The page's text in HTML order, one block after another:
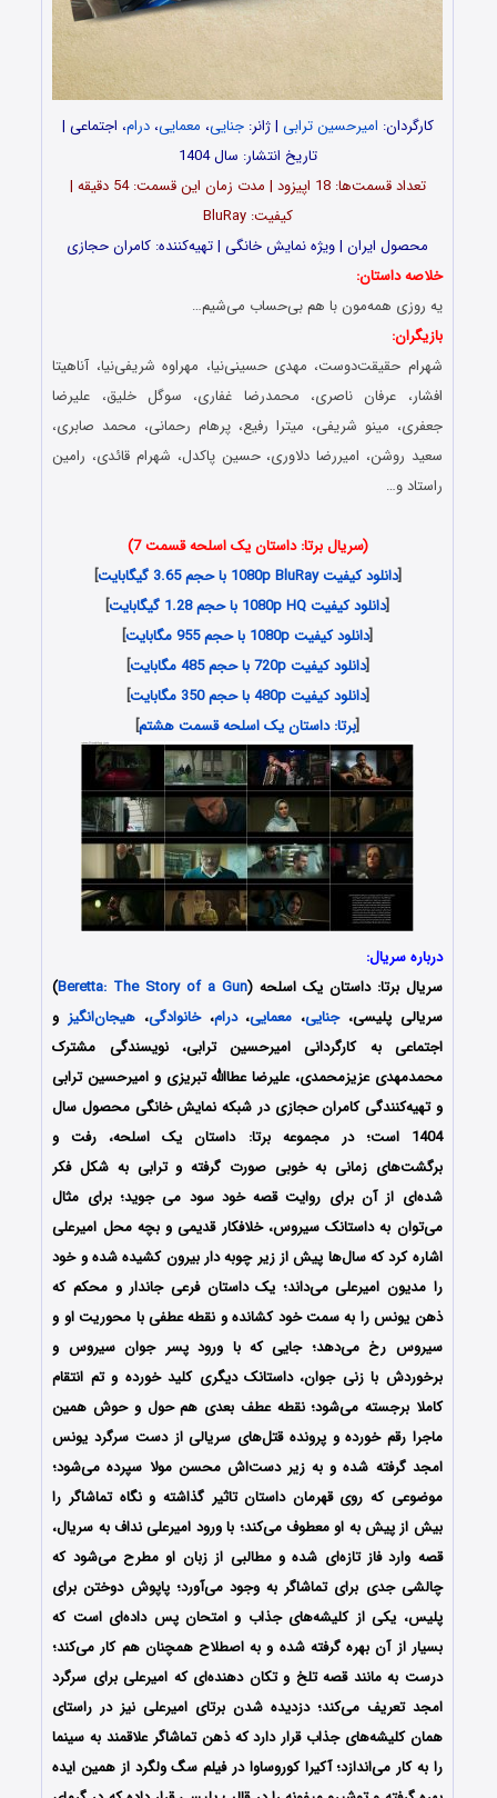
کارگردان: امیرحسین ترابی | ژانر:جنایی، معمایی،درام، اجتماعی |
تاریخ انتشار: سال 1404
تعداد قسمت‌ها: 18 اپیزود | مدت زمان این قسمت: 54 دقیقه |
کیفیت: BluRay
محصول ایران | ویژه نمایش خانگی | تهیه‌کننده: کامران حجازی
خلاصه داستان:
یه روزی همه‌مون با هم بی‌حساب می‌شیم…
بازیگران:
شهرام حقیقت‌دوست، مهدی حسینی‌نیا، مهراوه شریفی‌نیا، آناهیتا
افشار، عرفان ناصری، محمدرضا غفاری، سوگل خلیق، علیرضا
جعفری، مینو شریفی، میترا رفیع، پرهام رحمانی، محمد صابری،
سعید روشن، امیررضا دلاوری، حسین پاکدل، شهرام قائدی، رامین
راستاد و…
(سریال برتا: داستان یک اسلحه قسمت 7)
[دانلود کیفیت 1080p BluRay با حجم 3.65 گیگابایت
]
[دانلود کیفیت 1080p HQ با حجم 1.28 گیگابایت
]
[دانلود کیفیت 1080p با حجم 955 مگابایت
]
[دانلود کیفیت 720p با حجم 485 مگابایت
]
[دانلود کیفیت 480p با حجم 350 مگابایت
]
[برتا: داستان یک اسلحه قسمت هشتم]
درباره سریال:
سریال برتا: داستان یک اسلحه (Beretta: The Story of a Gun
)
سریالی پلیسی،جنایی، معمایی،درام،خانوادگی، هیجان‌انگیز و
اجتماعی به کارگردانی امیرحسین ترابی، نویسندگی مشترک
محمدمهدی عزیزمحمدی، علیرضا عطاالله تبریزی و امیرحسین ترابی
و تهیه‌کنندگی کامران حجازی در شبکه نمایش خانگی محصول سال
1404 است؛ در مجموعه برتا: داستان یک اسلحه، رفت و
برگشت‌های زمانی به خوبی صورت گرفته و ترابی به شکل فکر
شده‌ای از آن برای روایت قصه خود سود می جوید؛ برای مثال
می‌توان به داستانک سیروس، خلافکار قدیمی و بچه محل امیرعلی
اشاره کرد که سال‌ها پیش از زیر چوبه دار بیرون کشیده شده و خود
را مدیون امیرعلی می‌داند؛ یک داستان فرعی جاندار و محکم که
ذهن یونس را به سمت خود کشانده و نقطه عطفی با محوریت او و
سیروس رخ می‌دهد؛ جایی که با ورود پسر جوان سیروس و
برخوردش با زنی جوان، داستانک دیگری کلید خورده و تم انتقام
کاملا برجسته می‌شود؛ نقطه عطف بعدی هم حول و حوش همین
ماجرا رقم خورده و پرونده قتل‌های سریالی از دست سرگرد یونس
امجد گرفته شده و به زیر دست‌اش محسن مولا سپرده می‌شود؛
موضوعی که روی قهرمان داستان تاثیر گذاشته و نگاه تماشاگر را
بیش از پیش به او معطوف می‌کند؛ با ورود امیرعلی نداف به سریال،
قصه وارد فاز تازه‌ای شده و مطالبی از زبان او مطرح می‌شود که
چالشی جدی برای تماشاگر به وجود می‌آورد؛ پاپوش دوختن برای
پلیس، یکی از کلیشه‌های جذاب و امتحان پس داده‌ای است که
بسیار از آن بهره گرفته شده و به اصطلاح همچنان هم کار می‌کند؛
درست به مانند قصه تلخ و تکان دهنده‌ای که امیرعلی برای سرگرد
امجد تعریف می‌کند؛ دزدیده شدن برتای امیرعلی نیز در راستای
همان کلیشه‌های جذاب قرار دارد که ذهن تماشاگر علاقمند به سینما
را به کار می‌اندازد؛ آکیرا کوروساوا در فیلم سگ ولگرد از همین ایده